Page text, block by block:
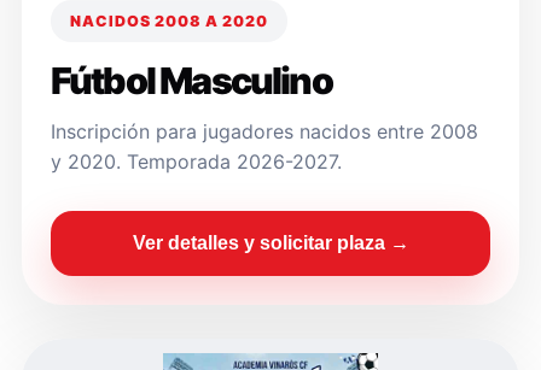
NACIDOS 2008 A 2020
Fútbol Masculino
Inscripción para jugadores nacidos entre 2008
y 2020. Temporada 2026-2027.
Ver detalles y solicitar plaza →